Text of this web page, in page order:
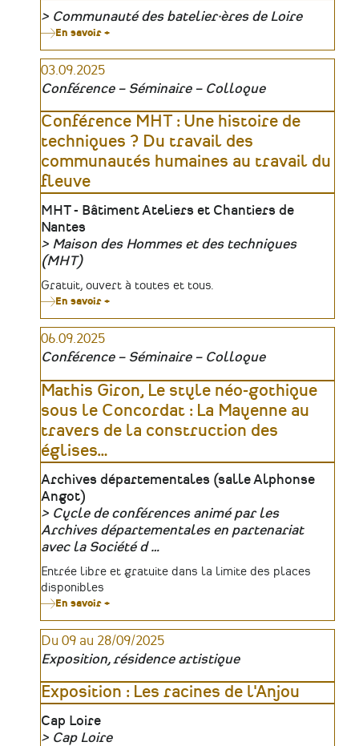
Organisateur
Communauté des batelier·ères de Loire
En savoir +
Grande
03.09.2025
Conférence – Séminaire – Colloque
Conférence MHT : Une histoire de
techniques ? Du travail des
communautés humaines au travail du
fleuve
Lieu
MHT - Bâtiment Ateliers et Chantiers de
Nantes
Organisateur
Maison des Hommes et des techniques
(MHT)
Tarifs
Gratuit, ouvert à toutes et tous.
En savoir +
MHT
histoire
techniques
?
Du
travail
des
travail
fleuve
06.09.2025
Conférence – Séminaire – Colloque
Mathis Giron, Le style néo-gothique
sous le Concordat : La Mayenne au
travers de la construction des
églises…
Lieu
Archives départementales (salle Alphonse
Angot)
Organisateur
Cycle de conférences animé par les
Archives départementales en partenariat
avec la Société d …
Tarifs
Entrée libre et gratuite dans la limite des places
disponibles
En savoir +
Giron,
Le
style
néo-
sous
le
La
Du 09 au 28/09/2025
Exposition, résidence artistique
Exposition : Les racines de l'Anjou
Lieu
Cap Loire
Cap Loire